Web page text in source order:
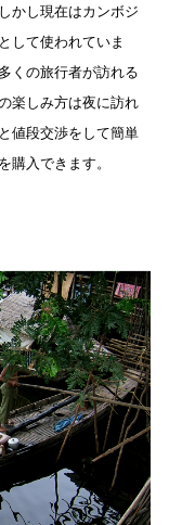
かし現在はカンボジ
して使われていま
くの旅行者が訪れる
楽しみ方は夜に訪れ
値段交渉をして簡単
購入できます。